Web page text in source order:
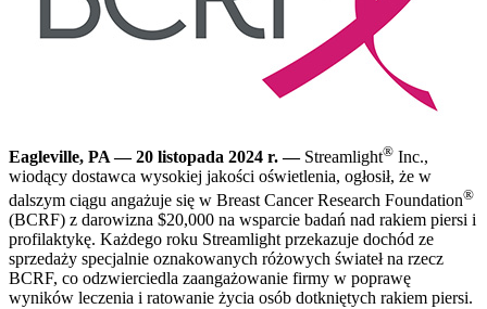
Eagleville, PA — 20 listopada 2024 r. — Streamlight® Inc.,
wiodący dostawca wysokiej jakości oświetlenia, ogłosił, że w
dalszym ciągu angażuje się w Breast Cancer Research Foundation®
(BCRF) z darowizna $20,000 na wsparcie badań nad rakiem piersi i
profilaktykę. Każdego roku Streamlight przekazuje dochód ze
sprzedaży specjalnie oznakowanych różowych świateł na rzecz
BCRF, co odzwierciedla zaangażowanie firmy w poprawę
wyników leczenia i ratowanie życia osób dotkniętych rakiem piersi.